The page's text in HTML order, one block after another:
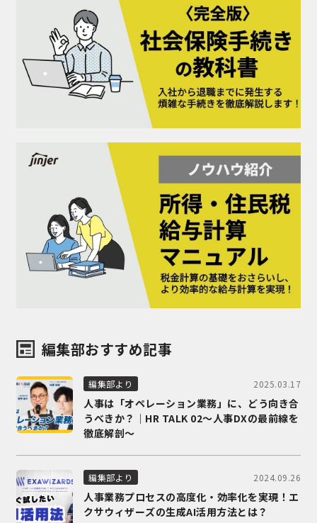
編集部おすすめ記事
編集部より 2025.03.17
人事は「オペレーション業務」に、どう向き合
うべきか？｜HR TALK 02～人事DXの最前線を
徹底解剖～
編集部より 2024.09.26
人事業務プロセスの高度化・効率化を実現！エ
クサウィザーズの生成AI活用方法とは？